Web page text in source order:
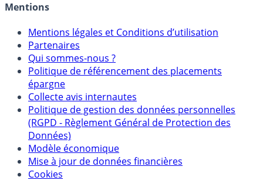
Mentions
Mentions légales et Conditions d’utilisation
Partenaires
Qui sommes-nous ?
Politique de référencement des placements
épargne
Collecte avis internautes
Politique de gestion des données personnelles
(RGPD - Règlement Général de Protection des
Données)
Modèle économique
Mise à jour de données financières
Cookies